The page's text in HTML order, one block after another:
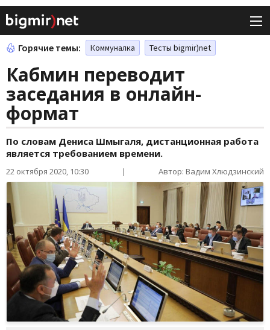
Горячие темы: Коммуналка Тесты bigmir)net
Кабмин переводит
заседания в онлайн-
формат
По словам Дениса Шмыгаля, дистанционная работа
является требованием времени.
22 октября 2020, 10:30 | Автор: Вадим Хлюдзинский